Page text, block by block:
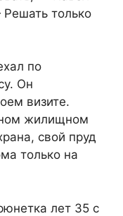
только
по
Он
визите.
жилищном
свой пруд
только на
лет 35 с